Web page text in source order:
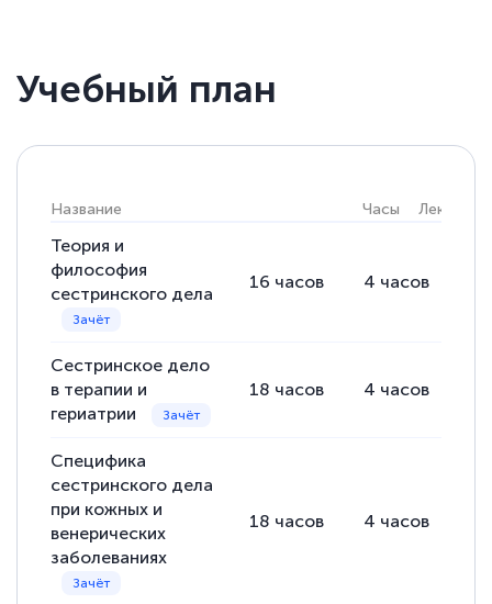
специалисты, ответили на все
интересующие вопросы и в течении
двух…
Светлана К
Знаток города 7 уровня
Оставила заявку на обучение онлайн, мне
быстро ответили, разъяснили все детали.
Обучение понравилось: огромное
пособий и учебников доступно на время
прохождения курса, удобная система
аттестации, проблем не возникло ни на
каком этапе…
Учебный план
Название Часы Лекции
Теория и
философия
сестринского дела
16 часов 4 часов
Сестринское дело
в терапии и
гериатрии
18 часов 4 часов
Специфика
сестринского дела
при кожных и
венерических
заболеваниях
18 часов 4 часов